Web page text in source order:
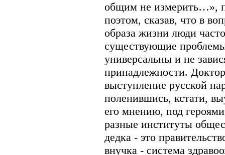
общим не измерить…»,
поэтом, сказав, что в
образа жизни люди
существующие
универсальны и не
принадлежности.
выступление русской
поленившись, кстати,
его мнению, под
разные институты
дедка - это
внучка - система